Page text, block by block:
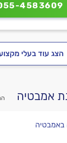
4583609
הצג עוד בעלי
אמבטיה